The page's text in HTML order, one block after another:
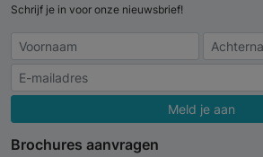
Schrijf je in voor onze nieuwsbrief!
Meld je aan
Brochures aanvragen